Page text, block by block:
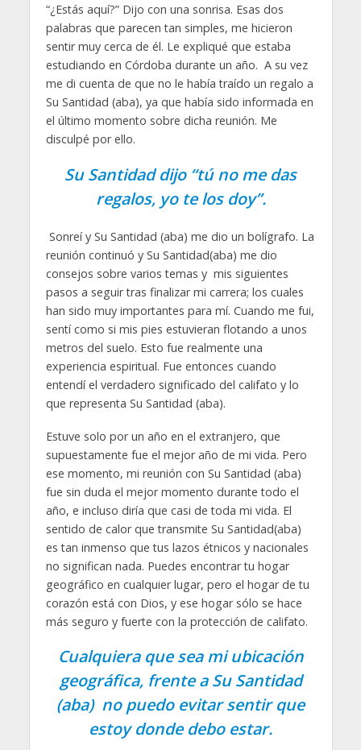
“¿Estás aquí?” Dijo con una sonrisa. Esas dos
palabras que parecen tan simples, me hicieron
sentir muy cerca de él. Le expliqué que estaba
estudiando en Córdoba durante un año. A su vez
me di cuenta de que no le había traído un regalo a
Su Santidad (aba), ya que había sido informada en
el último momento sobre dicha reunión. Me
disculpé por ello.
Su Santidad dijo “tú no me das
regalos, yo te los doy”.
Sonreí y Su Santidad (aba) me dio un bolígrafo. La
reunión continuó y Su Santidad(aba) me dio
consejos sobre varios temas y mis siguientes
pasos a seguir tras finalizar mi carrera; los cuales
han sido muy importantes para mí. Cuando me fui,
sentí como si mis pies estuvieran flotando a unos
metros del suelo. Esto fue realmente una
experiencia espiritual. Fue entonces cuando
entendí el verdadero significado del califato y lo
que representa Su Santidad (aba).
Estuve solo por un año en el extranjero, que
supuestamente fue el mejor año de mi vida. Pero
ese momento, mi reunión con Su Santidad (aba)
fue sin duda el mejor momento durante todo el
año, e incluso diría que casi de toda mi vida. El
sentido de calor que transmite Su Santidad(aba)
es tan inmenso que tus lazos étnicos y nacionales
no significan nada. Puedes encontrar tu hogar
geográfico en cualquier lugar, pero el hogar de tu
corazón está con Dios, y ese hogar sólo se hace
más seguro y fuerte con la protección de califato.
Cualquiera que sea mi ubicación
geográfica, frente a Su Santidad
(aba) no puedo evitar sentir que
estoy donde debo estar.